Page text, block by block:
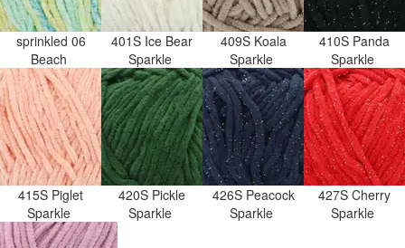
sprinkled 06
Beach
401S Ice Bear
Sparkle
409S Koala
Sparkle
410S Panda
Sparkle
415S Piglet
Sparkle
420S Pickle
Sparkle
426S Peacock
Sparkle
427S Cherry
Sparkle